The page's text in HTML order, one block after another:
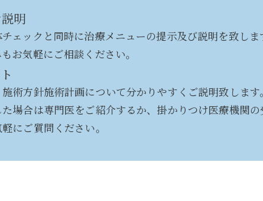
明
ェックと同時に治療メニューの提示及び説明を致し
お気軽にご相談ください。
術方針施術計画について分かりやすくご説明致します。
場合は専門医をご紹介するか、掛かりつけ医療機関
にご質問ください。